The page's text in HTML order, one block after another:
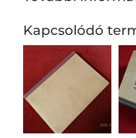
Kapcsolódó